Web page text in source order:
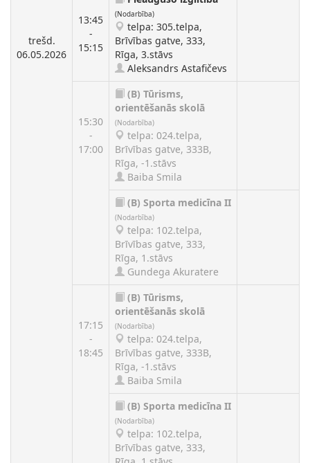
trešd.
06.05.2026
13:45
-
15:15
(Nodarbība)
telpa: 305.telpa,
Brīvības gatve, 333,
Rīga, 3.stāvs
Aleksandrs Astafičevs
15:30
-
17:00
(B) Tūrisms,
orientēšanās skolā
(Nodarbība)
telpa: 024.telpa,
Brīvības gatve, 333B,
Rīga, -1.stāvs
Baiba Smila
(B) Sporta medicīna II
(Nodarbība)
telpa: 102.telpa,
Brīvības gatve, 333,
Rīga, 1.stāvs
Gundega Akuratere
17:15
-
18:45
(B) Tūrisms,
orientēšanās skolā
(Nodarbība)
telpa: 024.telpa,
Brīvības gatve, 333B,
Rīga, -1.stāvs
Baiba Smila
(B) Sporta medicīna II
(Nodarbība)
telpa: 102.telpa,
Brīvības gatve, 333,